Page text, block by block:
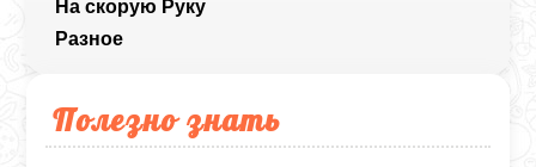
На скорую Руку
Разное
Полезно знать